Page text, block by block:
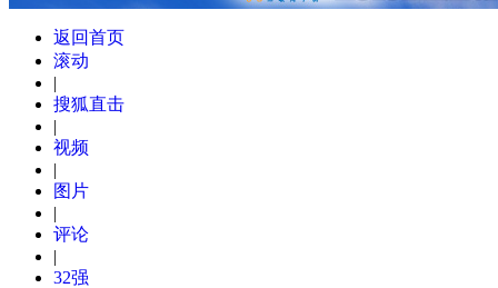
返回首页
滚动
|
搜狐直击
|
视频
|
图片
|
评论
|
32强